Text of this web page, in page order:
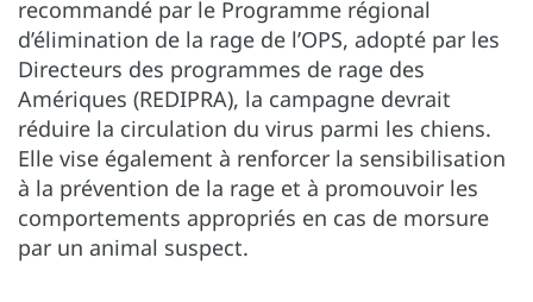
recommandé par le Programme régional
d’élimination de la rage de l’OPS, adopté par les
Directeurs des programmes de rage des
Amériques (REDIPRA), la campagne devrait
réduire la circulation du virus parmi les chiens.
Elle vise également à renforcer la sensibilisation
à la prévention de la rage et à promouvoir les
comportements appropriés en cas de morsure
par un animal suspect.